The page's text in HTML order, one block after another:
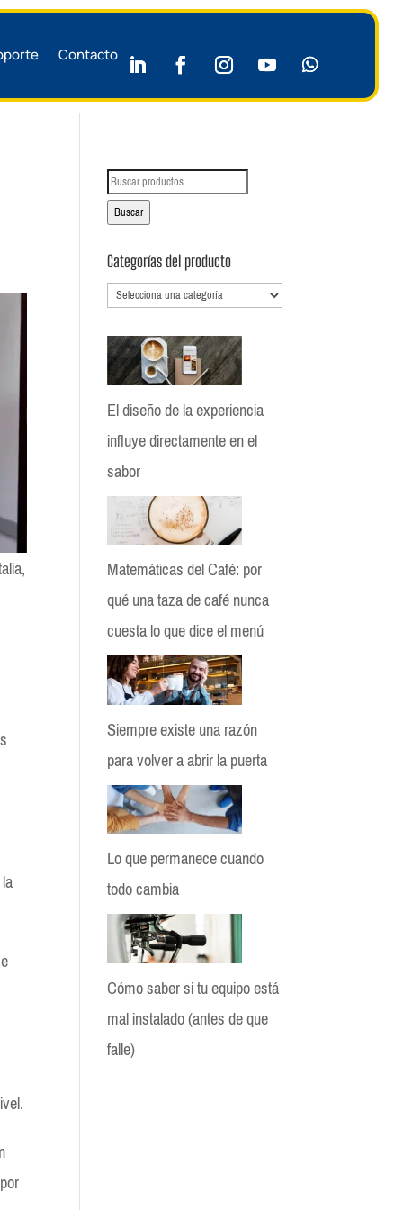
Contacto
Buscar
por:
Buscar
Categorías del producto
El diseño de la experiencia
influye directamente en el
sabor
Matemáticas del Café: por
qué una taza de café nunca
cuesta lo que dice el menú
Siempre existe una razón
para volver a abrir la puerta
Lo que permanece cuando
todo cambia
Cómo saber si tu equipo está
mal instalado (antes de que
falle)